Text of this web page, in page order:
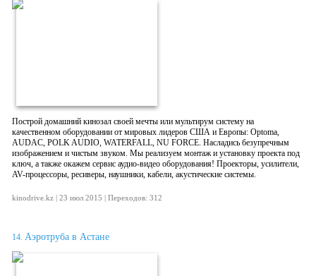
Построй домашний кинозал своей мечты или мультирум систему на
качественном оборудовании от мировых лидеров США и Европы: Optoma,
AUDAC, POLK AUDIO, WATERFALL, NU FORCE. Насладись безупречным
изображением и чистым звуком. Мы реализуем монтаж и установку проекта под
ключ, а также окажем сервис аудио-видео оборудования! Проекторы, усилители,
AV-процессоры, ресиверы, наушники, кабели, акустические системы.
kinodrive.kz | 23 июл 2015 | Переходов: 312
14. Аэротруба в Астане